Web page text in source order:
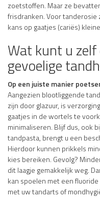
zoetstoffen. Maar ze
frisdranken. Voor tanderosie
kans op gaatjes (cariës)
Wat kunt u
gevoelige
Op een juiste manier
Aangezien blootliggende
zijn door glazuur, is
gaatjes in de wortels te
minimaliseren. Blijf dus, ook
tandpasta, brengt u een
Hierdoor kunnen prikkels
kies bereiken. Gevolg?
dit laagje gemakkelijk weg.
kan spoelen met een
met uw tandarts of